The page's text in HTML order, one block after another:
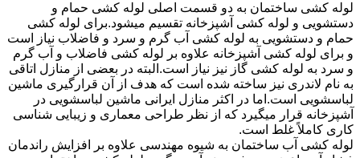
لوله کشی ساختمان به دو قسمت اصلی لوله کشی حمام و
دستشویی و لوله کشی آشپزخانه تقسیم میشود.برای لوله کشی
حمام و دستشویی به لوله کشی آب گرم و سرد و فاضلاب نیاز است
و برای لوله کشی آشپزخانه علاوه بر لوله کشی فاضلاب و آب گرم
و سرد به لوله کشی گاز نیز نیاز است.البته در بعضی از منازل اتاقی
به نام لاندری نیز ساخته شده است که هدف از آن قرارگیری ماشین
لباسشویی است.اما در اکثر منازل ایرانی ماشین لباسشویی در
آشپزخانه قرار میگیرد که از نظر طراحی معماری و زیبایی شناسی
کاری کاملاً غلط است.
لوله کشی آب ساختمان به شیوه مهندسی علاوه بر افزایش راندمان